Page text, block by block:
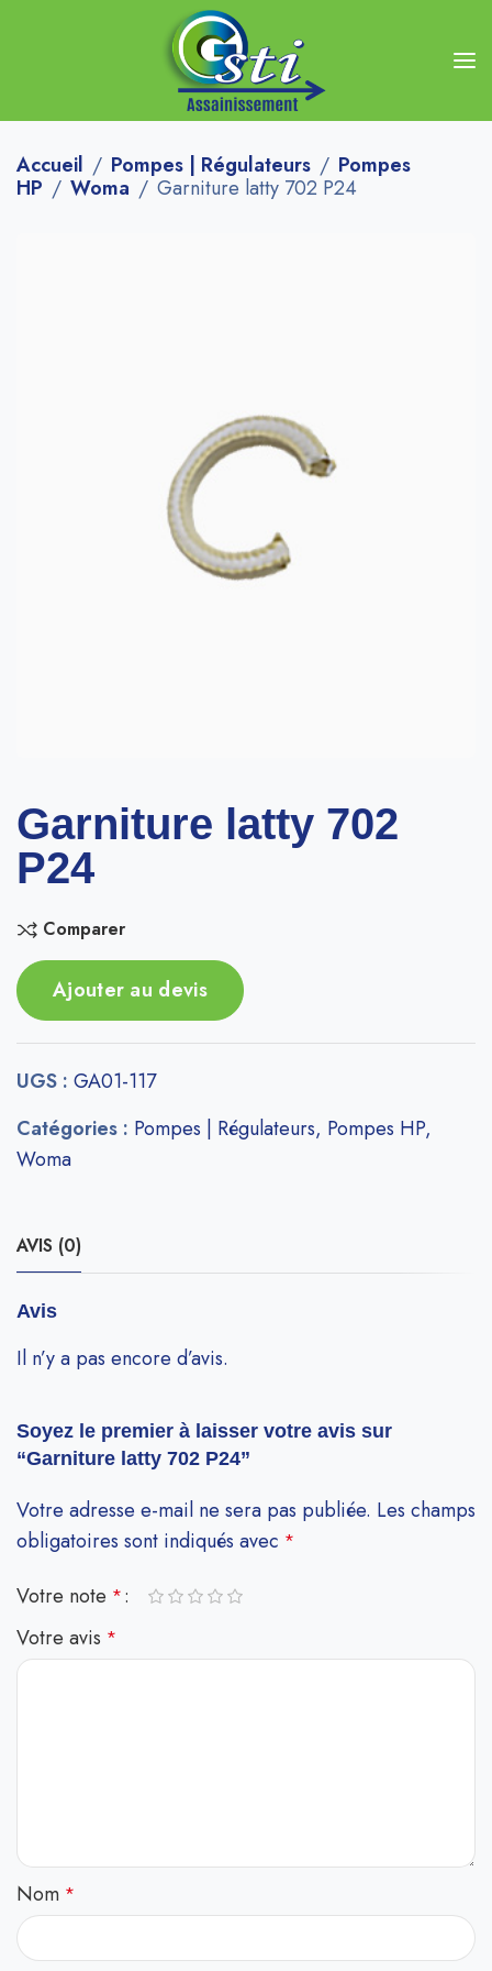
Accueil Pompes | Régulateurs
Pompes
HP
Woma Garniture latty 702 P24
Garniture latty 702
P24
Comparer
Ajouter au devis
UGS : GA01-117
Catégories : Pompes | Régulateurs, Pompes HP,
Woma
AVIS (0)
Avis
Il n’y a pas encore d’avis.
Soyez le premier à laisser votre avis sur
“Garniture latty 702 P24”
Votre adresse e-mail ne sera pas publiée. Les champs
obligatoires sont indiqués avec *
Votre note *
Votre avis *
Nom *